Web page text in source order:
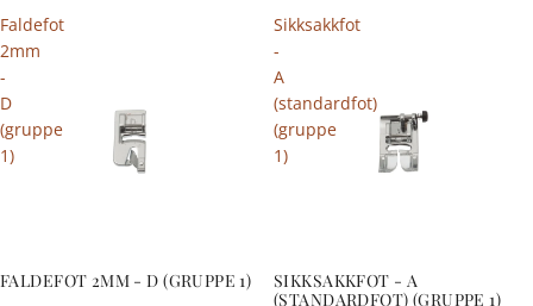
Faldefot
2mm
-
D
(gruppe
1)
FALDEFOT 2MM - D (GRUPPE 1)
Sikksakkfot
-
A
(standardfot)
(gruppe
1)
SIKKSAKKFOT - A
(STANDARDFOT) (GRUPPE 1)